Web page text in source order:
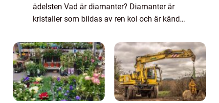
ädelsten Vad är diamanter? Diamanter är
kristaller som bildas av ren kol och är kända
tillhör en sällsynt grupp ädelstenar som h...